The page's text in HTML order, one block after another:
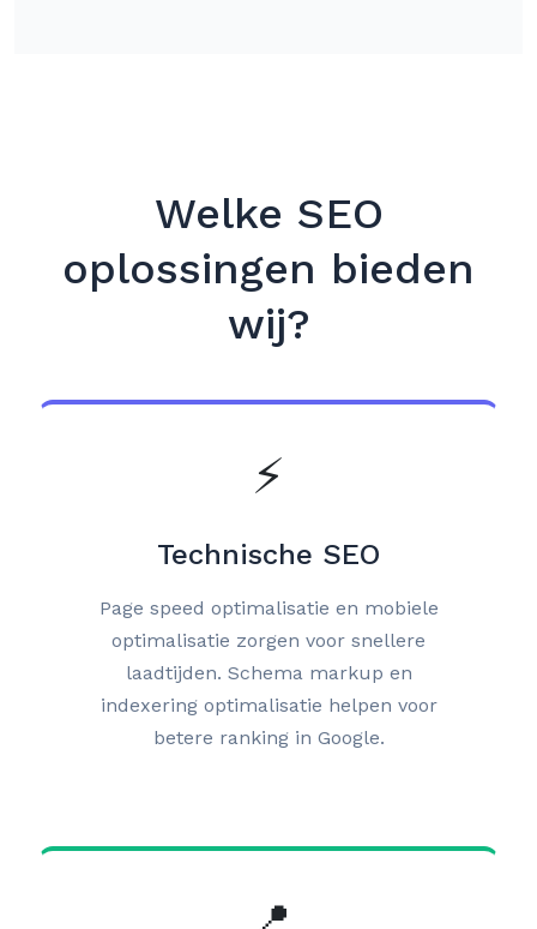
Welke SEO
oplossingen bieden
wij?
⚡
Technische SEO
Page speed optimalisatie en mobiele
optimalisatie zorgen voor snellere
laadtijden. Schema markup en
indexering optimalisatie helpen voor
betere ranking in Google.